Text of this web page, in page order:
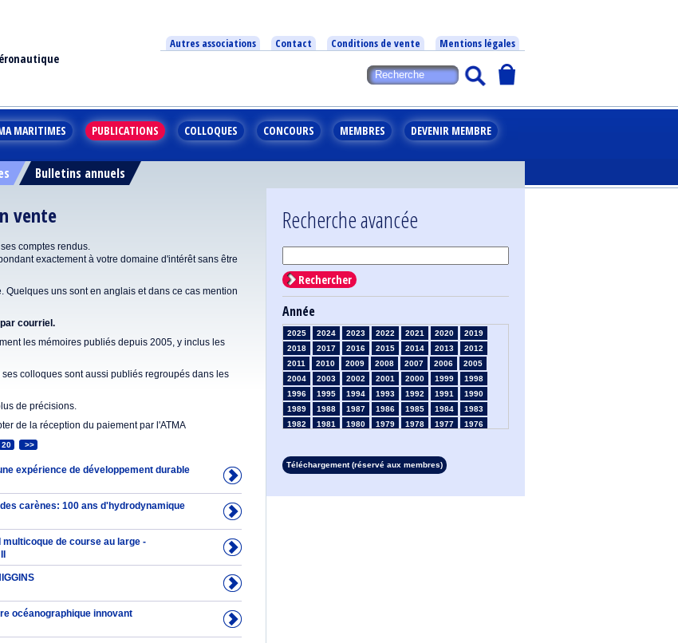
Autres associations Contact Conditions de vente Mentions légales
MARITIMES PUBLICATIONS COLLOQUES CONCOURS MEMBRES DEVENIR MEMBRE
Bulletins annuels
vente
comptes rendus.
exactement à votre domaine d'intérêt sans être
uns sont en anglais et dans ce cas mention
courriel.
les mémoires publiés depuis 2005, y inclus les
colloques sont aussi publiés regroupés dans les
de précisions.
de la réception du paiement par l'ATMA
20 >>
expérience de développement durable
carènes: 100 ans d'hydrodynamique
de course au large -
océanographique innovant
Recherche avancée
Rechercher
Année
2025 2024 2023 2022 2021 2020
2019
2018
2017 2016 2015 2014 2013
2012
2011
2010 2009 2008 2007 2006
2005
2004
2003 2002 2001 2000 1999
1998
1996
1995 1994 1993 1992 1991
1990
1989
1988 1987 1986 1985 1984
1983
1982
1981 1980 1979 1978 1977
1976
1961
1960 1959 1958 1957 1956
Téléchargement (réservé aux membres)